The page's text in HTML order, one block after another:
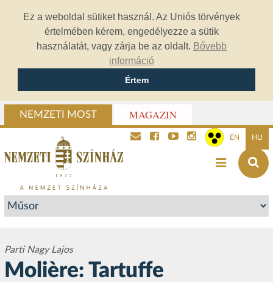
Ez a weboldal sütiket használ. Az Uniós törvények
értelmében kérem, engedélyezze a sütik
használatát, vagy zárja be az oldalt. Bővebb
információ
Értem
NEMZETI MOST MAGAZIN
EN HU
Parti Nagy Lajos
Molière: Tartuffe